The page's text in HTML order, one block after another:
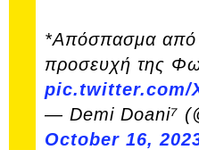
*Απόσπασμα από
προσευχή της
pic.twitter.com/
— Demi Doani⁷
October 16,